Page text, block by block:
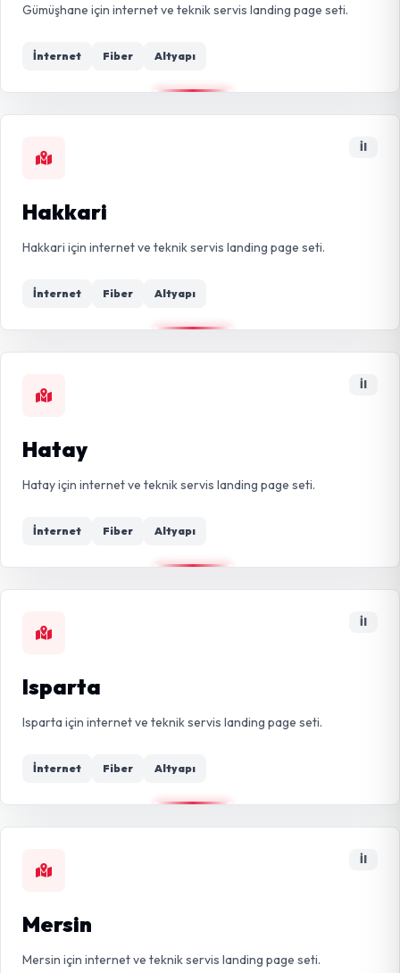
Gümüşhane için internet ve teknik servis landing page seti.
İnternet Fiber Altyapı
İl
Hakkari
Hakkari için internet ve teknik servis landing page seti.
İnternet Fiber Altyapı
İl
Hatay
Hatay için internet ve teknik servis landing page seti.
İnternet Fiber Altyapı
İl
Isparta
Isparta için internet ve teknik servis landing page seti.
İnternet Fiber Altyapı
İl
Mersin
Mersin için internet ve teknik servis landing page seti.